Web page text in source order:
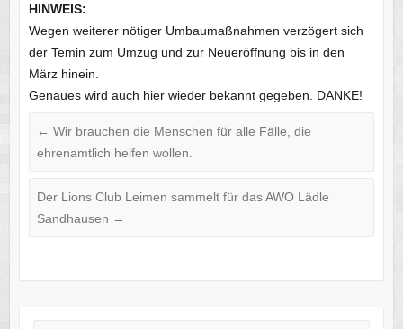
HINWEIS:
Wegen weiterer nötiger Umbaumaßnahmen verzögert sich
der Temin zum Umzug und zur Neueröffnung bis in den
März hinein.
Genaues wird auch hier wieder bekannt gegeben. DANKE!
← Wir brauchen die Menschen für alle Fälle, die
ehrenamtlich helfen wollen.
Der Lions Club Leimen sammelt für das AWO Lädle
Sandhausen →